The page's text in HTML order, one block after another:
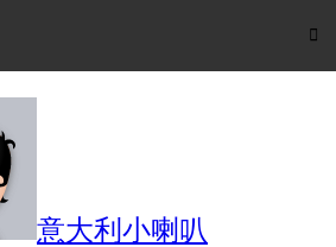

意大利小喇叭